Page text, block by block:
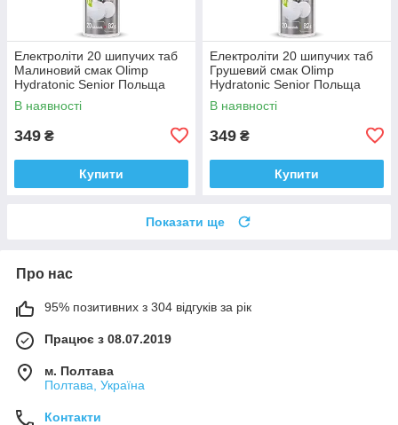
Електроліти 20 шипучих таб
Малиновий смак Olimp
Hydratonic Senior Польща
Доставка з ЄС
В наявності
349 ₴
Купити
Електроліти 20 шипучих таб
Грушевий смак Olimp
Hydratonic Senior Польща
Доставка з ЄС
В наявності
349 ₴
Купити
Показати ще
Про нас
95% позитивних з 304 відгуків за рік
Працює з 08.07.2019
м. Полтава
Полтава, Україна
Контакти